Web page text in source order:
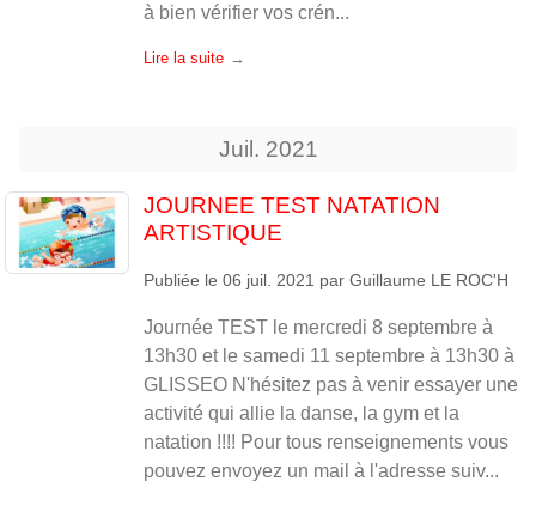
à bien vérifier vos crén...
Lire la suite
Juil. 2021
JOURNEE TEST NATATION
ARTISTIQUE
Publiée le 06 juil. 2021 par Guillaume LE ROC'H
Journée TEST le mercredi 8 septembre à
13h30 et le samedi 11 septembre à 13h30 à
GLISSEO N'hésitez pas à venir essayer une
activité qui allie la danse, la gym et la
natation !!!! Pour tous renseignements vous
pouvez envoyez un mail à l'adresse suiv...